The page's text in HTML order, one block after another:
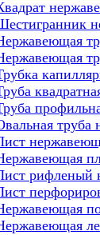
труба
рифленый